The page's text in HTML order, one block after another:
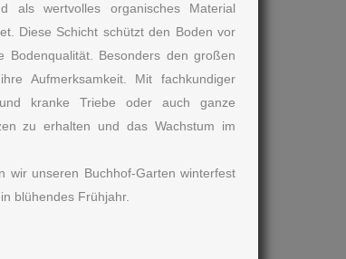
als wertvolles organisches Material
Diese Schicht schützt den Boden vor
Besonders den großen
Aufmerksamkeit. Mit fachkundiger
kranke Triebe oder auch ganze
zu erhalten und das Wachstum im
wir unseren Buchhof-Garten winterfest
blühendes Frühjahr.